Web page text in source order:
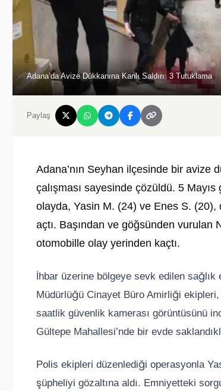
Adana’da Avize Dükkanına Kanlı Saldırı: 3 Tutuklama
Paylaş
Adana’nın Seyhan ilçesinde bir avize
çalışması sayesinde çözüldü. 5
olayda, Yasin M. (24) ve Enes S. (20),
açtı. Başından ve göğsünden vurulan
otomobille olay yerinden kaçtı.
İhbar üzerine bölgeye sevk edilen sağlık
Müdürlüğü Cinayet Büro Amirliği
saatlik güvenlik kamerası görüntüsünü
Gültepe Mahallesi’nde bir evde
Polis ekipleri düzenlediği operasyonla
şüpheliyi gözaltına aldı. Emniyetteki